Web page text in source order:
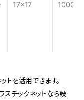
17×17
トを活用できます。
スチックネットなら設